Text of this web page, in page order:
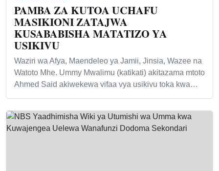
PAMBA ZA KUTOA UCHAFU
MASIKIONI ZATAJWA
KUSABABISHA MATATIZO YA
USIKIVU
Waziri wa Afya, Maendeleo ya Jamii, Jinsia, Wazee na
Watoto Mhe. Ummy Mwalimu (katikati) akitazama mtoto
Ahmed Said akiwekewa vifaa vya usikivu toka kwa…